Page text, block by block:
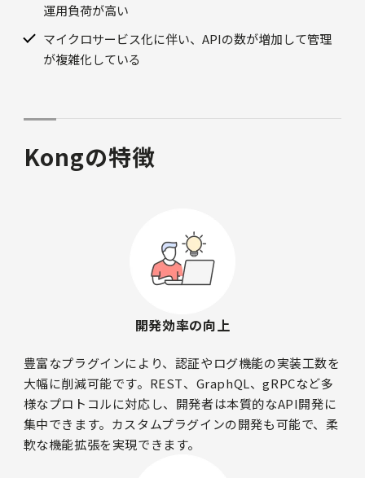
運用負荷が高い
マイクロサービス化に伴い、APIの数が増加して管理
が複雑化している
Kongの特徴
開発効率の向上
豊富なプラグインにより、認証やログ機能の実装工数を
大幅に削減可能です。REST、GraphQL、gRPCなど多
様なプロトコルに対応し、開発者は本質的なAPI開発に
集中できます。カスタムプラグインの開発も可能で、柔
軟な機能拡張を実現できます。